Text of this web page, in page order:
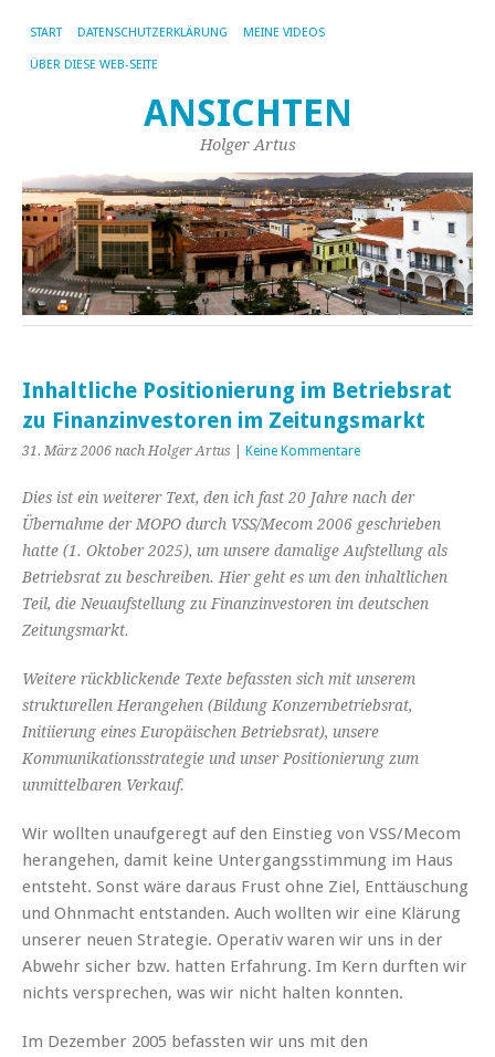
START DATENSCHUTZERKLÄRUNG MEINE VIDEOS
ÜBER DIESE WEB-SEITE
ANSICHTEN
Holger Artus
Inhaltliche Positionierung im Betriebsrat
zu Finanzinvestoren im Zeitungsmarkt
31. März 2006 nach Holger Artus Keine Kommentare
Dies ist ein weiterer Text, den ich fast 20 Jahre nach der
Übernahme der MOPO durch VSS/Mecom 2006 geschrieben
hatte (1. Oktober 2025), um unsere damalige Aufstellung als
Betriebsrat zu beschreiben. Hier geht es um den inhaltlichen
Teil, die Neuaufstellung zu Finanzinvestoren im deutschen
Zeitungsmarkt.
Weitere rückblickende Texte befassten sich mit unserem
strukturellen Herangehen (Bildung Konzernbetriebsrat,
Initiierung eines Europäischen Betriebsrat), unsere
Kommunikationsstrategie und unser Positionierung zum
unmittelbaren Verkauf.
Wir wollten unaufgeregt auf den Einstieg von VSS/Mecom
herangehen, damit keine Untergangsstimmung im Haus
entsteht. Sonst wäre daraus Frust ohne Ziel, Enttäuschung
und Ohnmacht entstanden. Auch wollten wir eine Klärung
unserer neuen Strategie. Operativ waren wir uns in der
Abwehr sicher bzw. hatten Erfahrung. Im Kern durften wir
nichts versprechen, was wir nicht halten konnten.
Im Dezember 2005 befassten wir uns mit den